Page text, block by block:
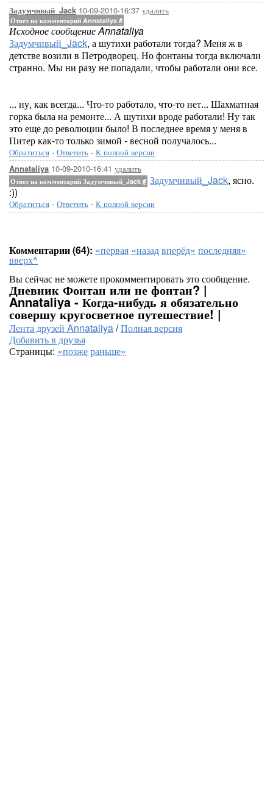
Задумчивый_Jack 10-09-2010-16:37 удалить
Ответ на комментарий Annataliya #
Исходное сообщение Annataliya
Задумчивый_Jack, а шутихи работали тогда? Меня ж в
детстве возили в Петродворец. Но фонтаны тогда включали
странно. Мы ни разу не попадали, чтобы работали они все.
... ну, как всегда... Что-то работало, что-то нет... Шахматная
горка была на ремонте... А шутихи вроде работали! Ну так
это еще до революции было! В последнее время у меня в
Питер как-то только зимой - весной получалось...
Обратиться - Ответить - К полной версии
Annataliya 10-09-2010-16:41 удалить
Ответ на комментарий Задумчивый_Jack # Задумчивый_Jack, ясно.
:))
Обратиться - Ответить - К полной версии
Комментарии (64): «первая «назадвперёд» последняя»
вверх^
Вы сейчас не можете прокомментировать это сообщение.
Дневник Фонтан или не фонтан? |
Annataliya - Когда-нибудь я обязательно
совершу кругосветное путешествие! |
Лента друзей Annataliya/Полная версия
Добавить в друзья
Страницы: «позжераньше»